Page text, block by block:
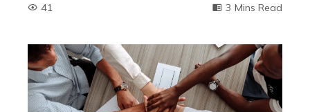
41
3 Mins Read